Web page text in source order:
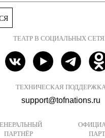
ТЕАТР В СОЦИАЛЬНЫХ
ТЕХНИЧЕСКАЯ ПОДДЕРЖКА
support@tofnations.ru
ПАРТНЁР